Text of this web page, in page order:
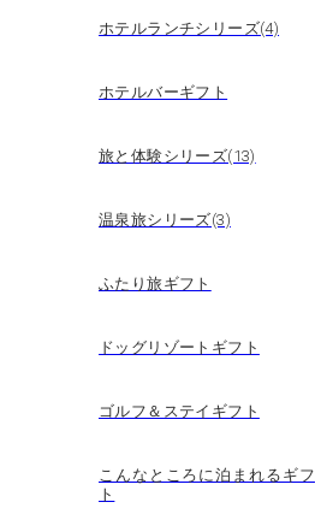
ホテルランチシリーズ(4)
ホテルバーギフト
旅と体験シリーズ(13)
温泉旅シリーズ(3)
ふたり旅ギフト
ドッグリゾートギフト
ゴルフ＆ステイギフト
こんなところに泊まれるギフ
ト